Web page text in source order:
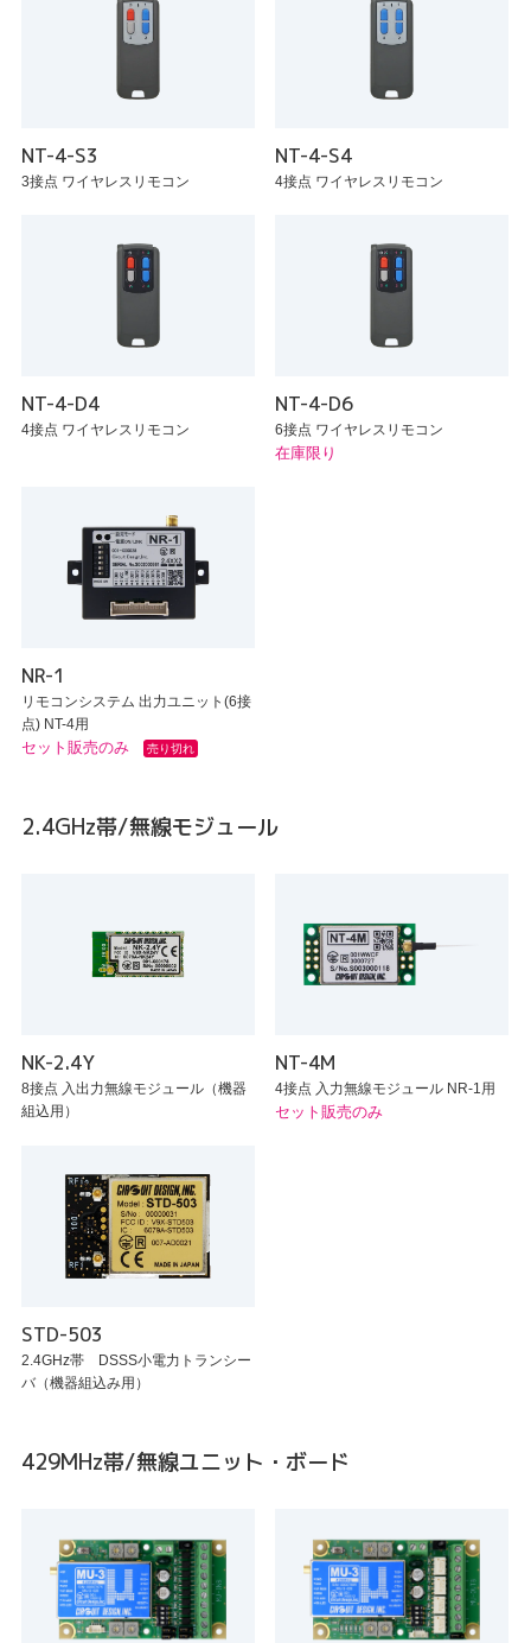
NT-4-S3
3接点 ワイヤレスリモコン
NT-4-S4
4接点 ワイヤレスリモコン
NT-4-D4
4接点 ワイヤレスリモコン
NT-4-D6
6接点 ワイヤレスリモコン
在庫限り
NR-1
リモコンシステム 出力ユニット(6接
点) NT-4用
セット販売のみ 売り切れ
2.4GHz帯/無線モジュール
NK-2.4Y
8接点 入出力無線モジュール（機器
組込用）
NT-4M
4接点 入力無線モジュール NR-1用
セット販売のみ
STD-503
2.4GHz帯 DSSS小電力トランシー
バ（機器組込み用）
429MHz帯/無線ユニット・ボード